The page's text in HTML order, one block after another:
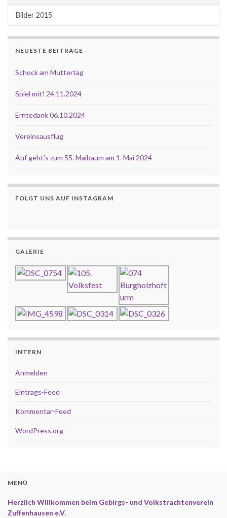
Bilder 2015
NEUESTE BEITRÄGE
Schock am Muttertag
Spiel mit! 24.11.2024
Erntedank 06.10.2024
Vereinsausflug
Auf geht’s zum 55. Maibaum am 1. Mai 2024
FOLGT UNS AUF INSTAGRAM
GALERIE
INTERN
Anmelden
Eintrags-Feed
Kommentar-Feed
WordPress.org
MENÜ
Herzlich Willkommen beim Gebirgs- und Volkstrachtenverein
Zuffenhausen e.V.